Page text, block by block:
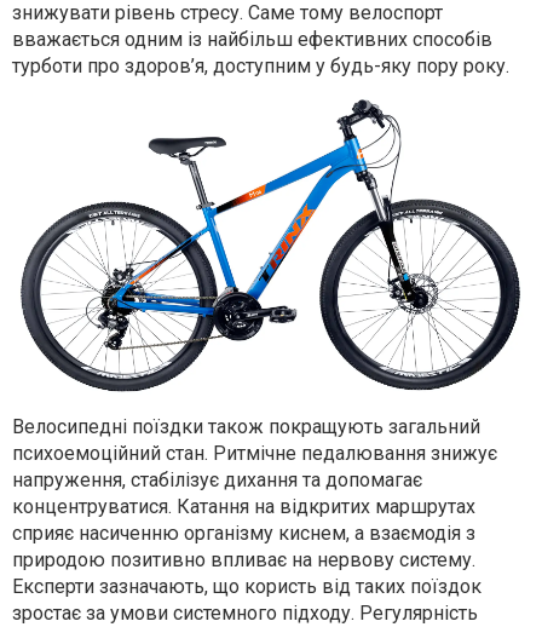
знижувати рівень стресу. Саме тому велоспорт
вважається одним із найбільш ефективних способів
турботи про здоров’я, доступним у будь-яку пору року.
Велосипедні поїздки також покращують загальний
психоемоційний стан. Ритмічне педалювання знижує
напруження, стабілізує дихання та допомагає
концентруватися. Катання на відкритих маршрутах
сприяє насиченню організму киснем, а взаємодія з
природою позитивно впливає на нервову систему.
Експерти зазначають, що користь від таких поїздок
зростає за умови системного підходу. Регулярність